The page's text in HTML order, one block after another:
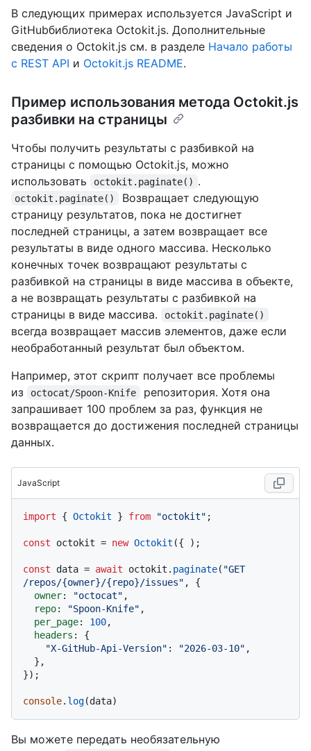
В следующих примерах используется JavaScript и
GitHubбиблиотека Octokit.js. Дополнительные
сведения о Octokit.js см. в разделе Начало работы
с REST API и Octokit.js README.
Пример использования метода Octokit.js
разбивки на страницы
Чтобы получить результаты с разбивкой на
страницы с помощью Octokit.js, можно
использовать
octokit.paginate() .
octokit.paginate()
Возвращает следующую
страницу результатов, пока не достигнет
последней страницы, а затем возвращает все
результаты в виде одного массива. Несколько
конечных точек возвращают результаты с
разбивкой на страницы в виде массива в объекте,
а не возвращать результаты с разбивкой на
страницы в виде массива.
octokit.paginate()
всегда возвращает массив элементов, даже если
необработанный результат был объектом.
Например, этот скрипт получает все проблемы
из
octocat/Spoon-Knife
репозитория. Хотя она
запрашивает 100 проблем за раз, функция не
возвращается до достижения последней страницы
данных.
JavaScript
import { Octokit } from "octokit" ;
const octokit = new Octokit ({ );
const data = await octokit. paginate( "GET
/repos/{owner}/{repo}/issues" , {
owner: "octocat" ,
repo: "Spoon-Knife" ,
per_page: 100,
headers : {
"X-GitHub-Api-Version" : "2026-03-10" ,
});
console. log
Вы можете передать необязательную